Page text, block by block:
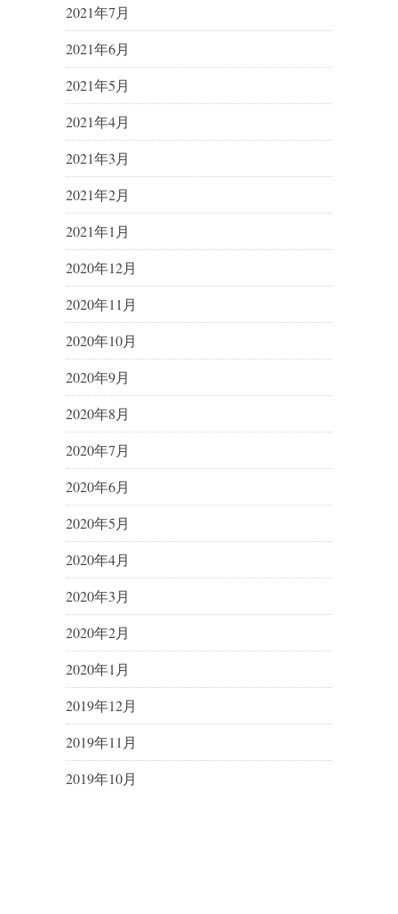
2021年7月
2021年6月
2021年5月
2021年4月
2021年3月
2021年2月
2021年1月
2020年12月
2020年11月
2020年10月
2020年9月
2020年8月
2020年7月
2020年6月
2020年5月
2020年4月
2020年3月
2020年2月
2020年1月
2019年12月
2019年11月
2019年10月